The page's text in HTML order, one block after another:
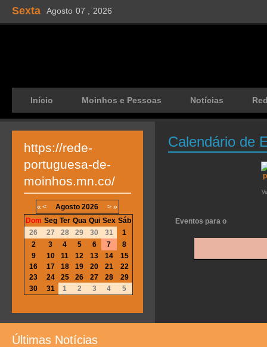
Sexta Agosto 07 , 2026
Início Moinhos e Pessoas Notícias
Calendário de
Eventos para o
https://rede-
portuguesa-de-
moinhos.mn.co/
« < Agosto 2026 > »
Dom Seg Ter Qua Qui Sex Sáb
26
27 28 29 30 31
1
2
3 4 5 6 7
8
9
10 11 12 13 14
15
16
17 18 19 20 21
22
23
24 25 26 27 28
29
30
31 1 2 3 4 5
Últimas Notícias